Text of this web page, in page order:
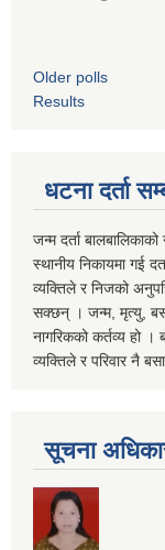
Older polls
Results
धटना दर्ता
जन्म दर्ता
स्थानीय निकायमा गई
व्यक्तिले र निजको
सक्छन् । जन्म, मृत्यु,
नागरिकको कर्तव्य हो ।
व्यक्तिले र परिवार नै
सूचना